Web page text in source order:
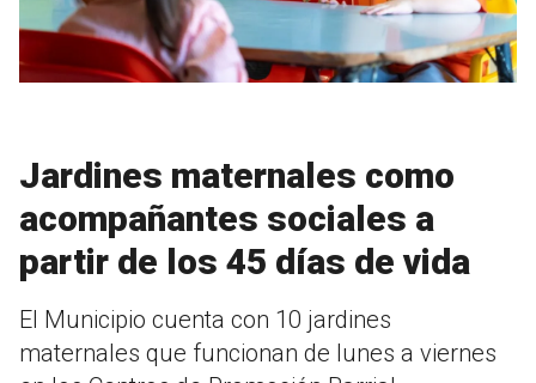
Jardines maternales como
acompañantes sociales a
partir de los 45 días de vida
El Municipio cuenta con 10 jardines
maternales que funcionan de lunes a viernes